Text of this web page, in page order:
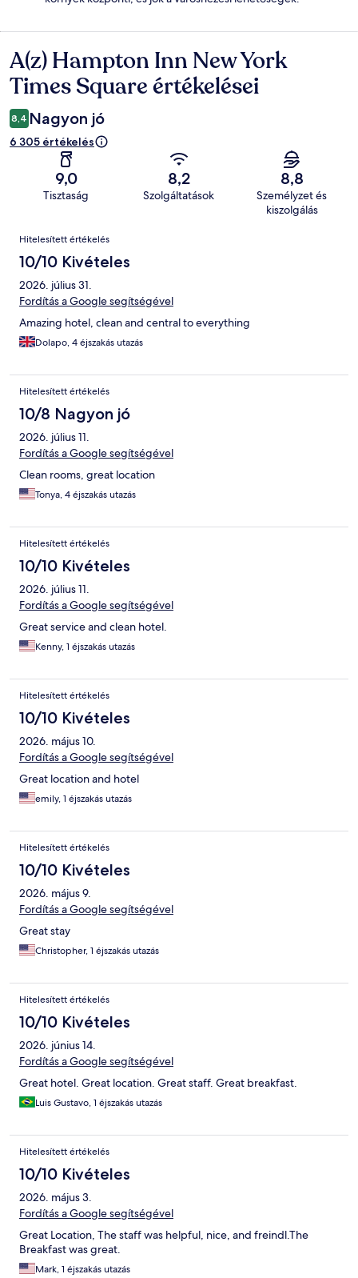
Értékelések
A(z) Hampton Inn New York
Times Square értékelései
8,4 Nagyon jó
6 305 értékelés
9,0
Tisztaság
8,2
Szolgáltatások
8,8
Személyzet és
kiszolgálás
Értékelések
Hitelesített értékelés
10/10 Kivételes
2026. július 31.
Fordítás a Google segítségével
Amazing hotel, clean and central to everything
Dolapo, 4 éjszakás utazás
Hitelesített értékelés
10/8 Nagyon jó
2026. július 11.
Fordítás a Google segítségével
Clean rooms, great location
Tonya, 4 éjszakás utazás
Hitelesített értékelés
10/10 Kivételes
2026. július 11.
Fordítás a Google segítségével
Great service and clean hotel.
Kenny, 1 éjszakás utazás
Hitelesített értékelés
10/10 Kivételes
2026. május 10.
Fordítás a Google segítségével
Great location and hotel
emily, 1 éjszakás utazás
Hitelesített értékelés
10/10 Kivételes
2026. május 9.
Fordítás a Google segítségével
Great stay
Christopher, 1 éjszakás utazás
Hitelesített értékelés
10/10 Kivételes
2026. június 14.
Fordítás a Google segítségével
Great hotel. Great location. Great staff. Great breakfast.
Luis Gustavo, 1 éjszakás utazás
Hitelesített értékelés
10/10 Kivételes
2026. május 3.
Fordítás a Google segítségével
Great Location, The staff was helpful, nice, and freindl.The
Breakfast was great.
Mark, 1 éjszakás utazás